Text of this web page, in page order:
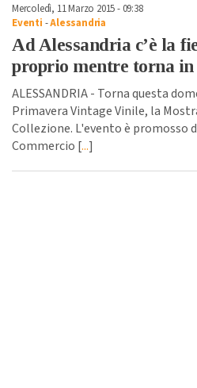
Mercoledì, 11 Marzo 2015 - 09:38
Eventi -Alessandria
Ad Alessandria c’è la
proprio mentre torna
ALESSANDRIA - Torna questa
Primavera Vintage Vinile, la
Collezione. L'evento è promosso
Commercio [...]